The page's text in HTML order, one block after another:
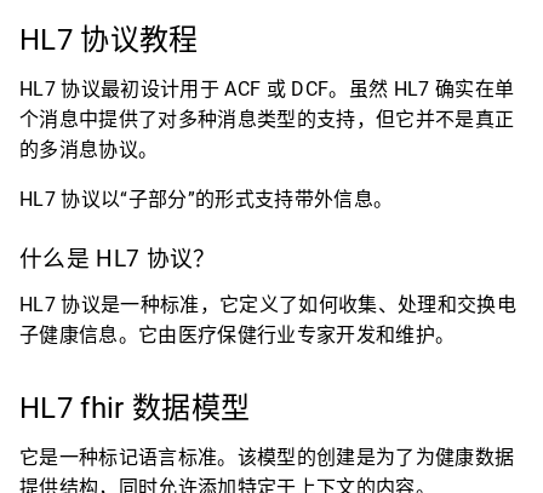
HL7 协议教程
HL7 协议最初设计用于 ACF 或 DCF。虽然 HL7 确实在单
个消息中提供了对多种消息类型的支持，但它并不是真正
的多消息协议。
HL7 协议以“子部分”的形式支持带外信息。
什么是 HL7 协议？
HL7 协议是一种标准，它定义了如何收集、处理和交换电
子健康信息。它由医疗保健行业专家开发和维护。
HL7 fhir 数据模型
它是一种标记语言标准。该模型的创建是为了为健康数据
提供结构，同时允许添加特定于上下文的内容。